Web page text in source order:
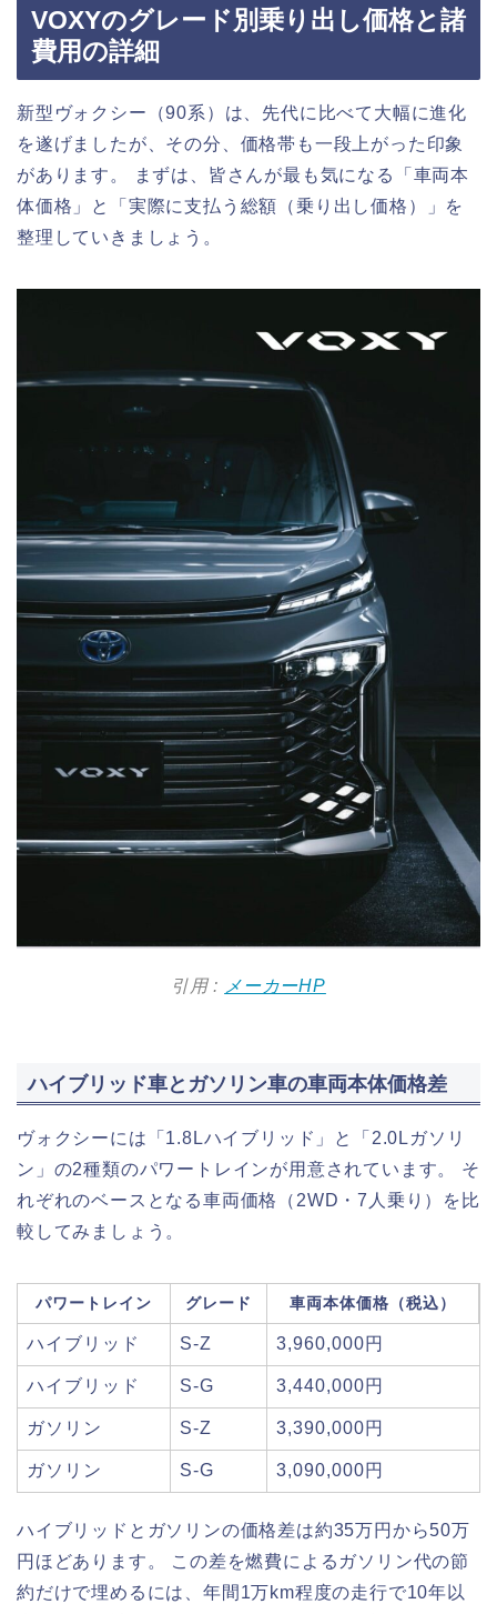
VOXYのグレード別乗り出し価格と諸
費用の詳細
新型ヴォクシー（90系）は、先代に比べて大幅に進化
を遂げましたが、その分、価格帯も一段上がった印象
があります。 まずは、皆さんが最も気になる「車両本
体価格」と「実際に支払う総額（乗り出し価格）」を
整理していきましょう。
引用 : メーカーHP
ハイブリッド車とガソリン車の車両本体価格差
ヴォクシーには「1.8Lハイブリッド」と「2.0Lガソリ
ン」の2種類のパワートレインが用意されています。 そ
れぞれのベースとなる車両価格（2WD・7人乗り）を比
較してみましょう。
パワートレイン グレード 車両本体価格（税込）
ハイブリッド S-Z 3,960,000円
ハイブリッド S-G 3,440,000円
ガソリン S-Z 3,390,000円
ガソリン S-G 3,090,000円
ハイブリッドとガソリンの価格差は約35万円から50万
円ほどあります。 この差を燃費によるガソリン代の節
約だけで埋めるには、年間1万km程度の走行で10年以